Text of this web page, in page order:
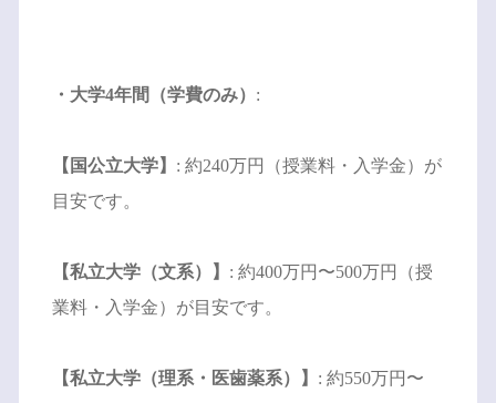
・大学4年間（学費のみ） :
【国公立大学】 : 約240万円（授業料・入学金）が
目安です。
【私立大学（文系）】 : 約400万円〜500万円（授
業料・入学金）が目安です。
【私立大学（理系・医歯薬系）】 : 約550万円〜